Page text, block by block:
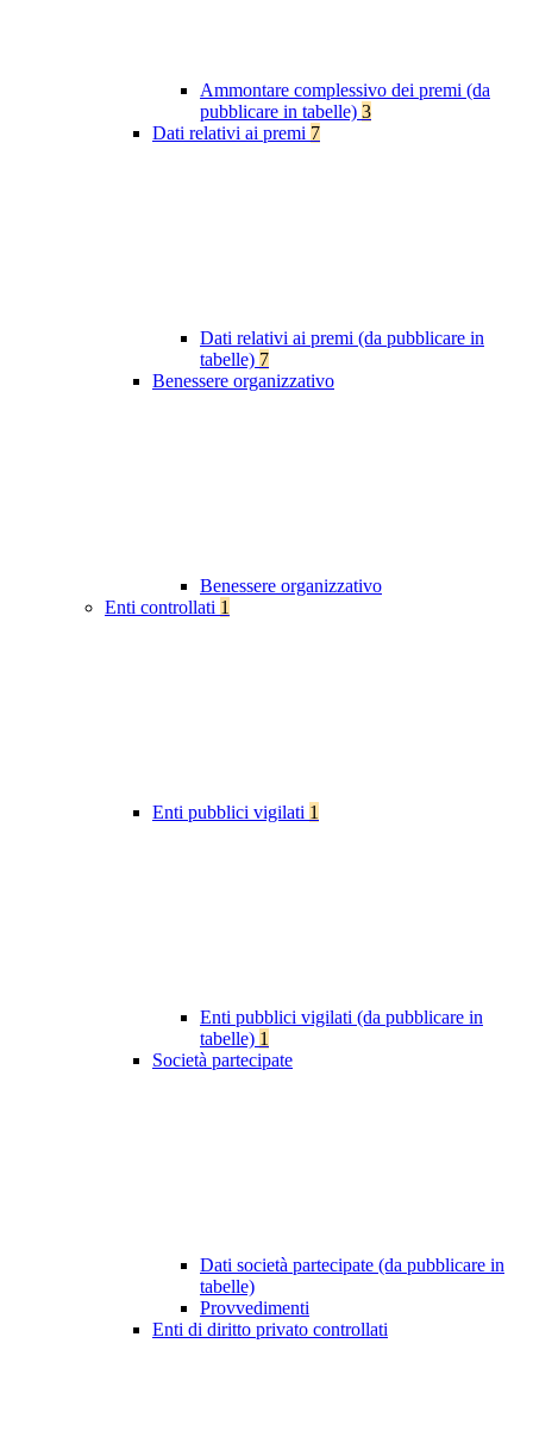
Ammontare complessivo dei premi (da
pubblicare in tabelle) 3
Dati relativi ai premi 7
Dati relativi ai premi (da pubblicare in
tabelle) 7
Benessere organizzativo
Benessere organizzativo
Enti controllati 1
Enti pubblici vigilati 1
Enti pubblici vigilati (da pubblicare in
tabelle) 1
Società partecipate
Dati società partecipate (da pubblicare in
tabelle)
Provvedimenti
Enti di diritto privato controllati